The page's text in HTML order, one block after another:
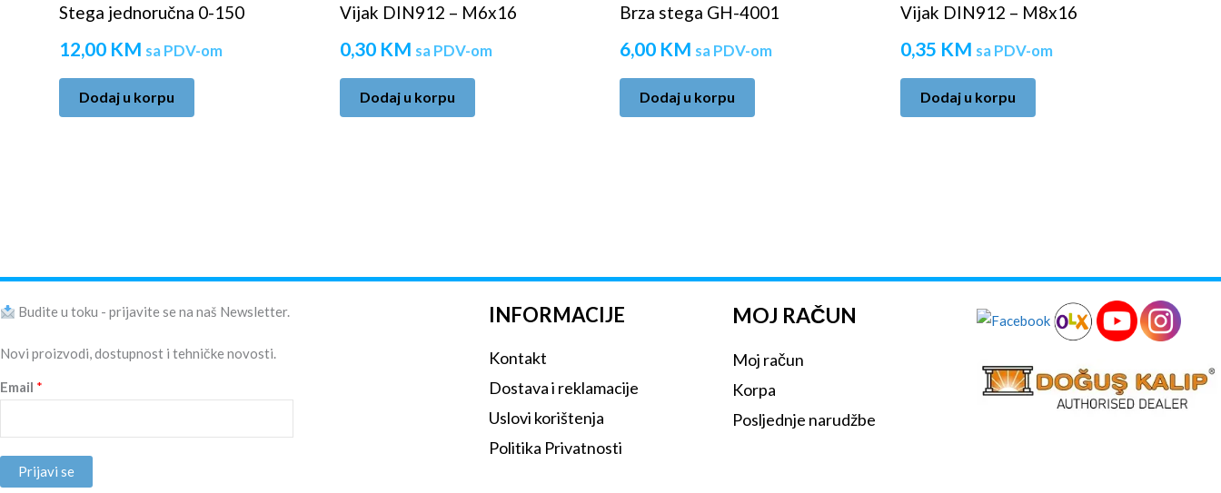
Stega jednoručna 0-150
12,00 KM sa PDV-om
Dodaj u korpu
Vijak DIN912 – M6x16
0,30 KM sa PDV-om
Dodaj u korpu
Brza stega GH-4001
6,00 KM sa PDV-om
Dodaj u korpu
Vijak DIN912 – M8x16
0,35 KM sa PDV-om
Dodaj u korpu
Budite u toku - prijavite se na naš Newsletter.
Novi proizvodi, dostupnost i tehničke novosti.
Email *
Prijavi se
INFORMACIJE
Kontakt
Dostava i reklamacije
Uslovi korištenja
Politika Privatnosti
MOJ RAČUN
Moj račun
Korpa
Posljednje narudžbe